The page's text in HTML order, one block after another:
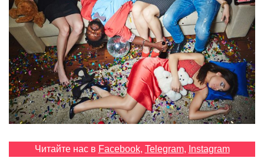
Читайте нас в Facebook, Telegram, Instagram